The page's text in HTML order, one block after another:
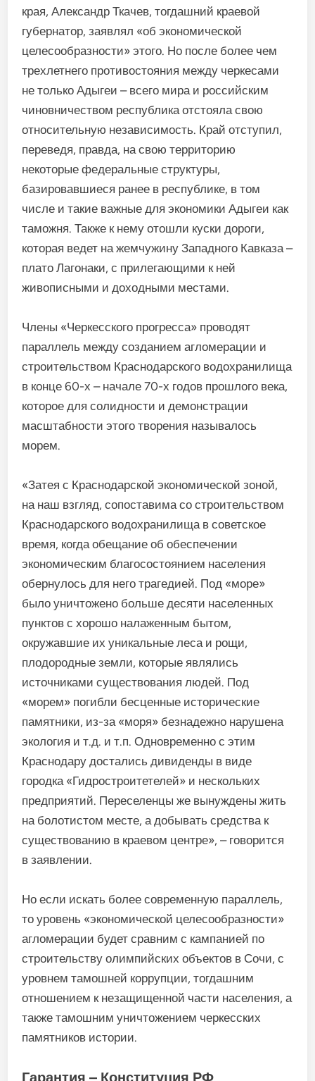
края, Александр Ткачев, тогдашний краевой
губернатор, заявлял «об экономической
целесообразности» этого. Но после более чем
трехлетнего противостояния между черкесами
не только Адыгеи – всего мира и российским
чиновничеством республика отстояла свою
относительную независимость. Край отступил,
переведя, правда, на свою территорию
некоторые федеральные структуры,
базировавшиеся ранее в республике, в том
числе и такие важные для экономики Адыгеи как
таможня. Также к нему отошли куски дороги,
которая ведет на жемчужину Западного Кавказа –
плато Лагонаки, с прилегающими к ней
живописными и доходными местами.
Члены «Черкесского прогресса» проводят
параллель между созданием агломерации и
строительством Краснодарского водохранилища
в конце 60-х – начале 70-х годов прошлого века,
которое для солидности и демонстрации
масштабности этого творения называлось
морем.
«Затея с Краснодарской экономической зоной,
на наш взгляд, сопоставима со строительством
Краснодарского водохранилища в советское
время, когда обещание об обеспечении
экономическим благосостоянием населения
обернулось для него трагедией. Под «море»
было уничтожено больше десяти населенных
пунктов с хорошо налаженным бытом,
окружавшие их уникальные леса и рощи,
плодородные земли, которые являлись
источниками существования людей. Под
«морем» погибли бесценные исторические
памятники, из-за «моря» безнадежно нарушена
экология и т.д. и т.п. Одновременно с этим
Краснодару достались дивиденды в виде
городка «Гидростроитетелей» и нескольких
предприятий. Переселенцы же вынуждены жить
на болотистом месте, а добывать средства к
существованию в краевом центре», – говорится
в заявлении.
Но если искать более современную параллель,
то уровень «экономической целесообразности»
агломерации будет сравним с кампанией по
строительству олимпийских объектов в Сочи, с
уровнем тамошней коррупции, тогдашним
отношением к незащищенной части населения, а
также тамошним уничтожением черкесских
памятников истории.
Гарантия – Конституция РФ